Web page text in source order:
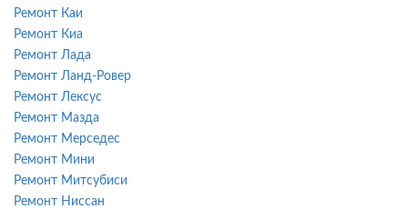
Ремонт Каи
Ремонт Киа
Ремонт Лада
Ремонт Ланд-Ровер
Ремонт Лексус
Ремонт Мазда
Ремонт Мерседес
Ремонт Мини
Ремонт Митсубиси
Ремонт Ниссан